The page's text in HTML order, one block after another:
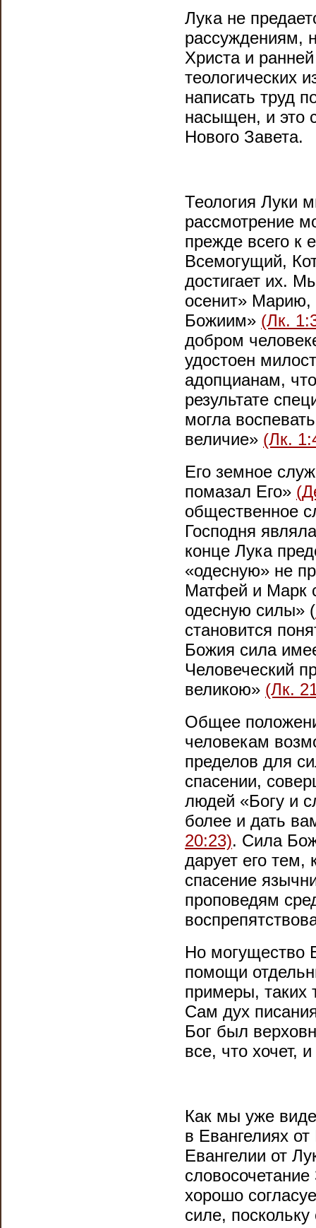
Лука не
рассуждениям,
Христа и
теологических
написать труд
насыщен, и это
Нового Завета.
Теология Луки
рассмотрение
прежде всего к
Всемогущий,
достигает их.
осенит»
Божиим» (Лк.
добром
удостоен
адопцианам,
результате
могла
величие» (Лк.
Его земное
помазал Его»
общественное
Господня
конце Лука
«одесную» не
Матфей и Марк
одесную силы» (
становится
Божия сила
Человеческий
великою» (Лк.
Общее
человекам
пределов для
спасении,
людей «Богу и
более и дать
20:23). Сила
дарует его тем,
спасение
проповедям
Но могущество
помощи
примеры, таких
Сам дух
Бог был
все, что хочет,
Как мы уже
в Евангелиях
Евангелии от
хорошо
силе,